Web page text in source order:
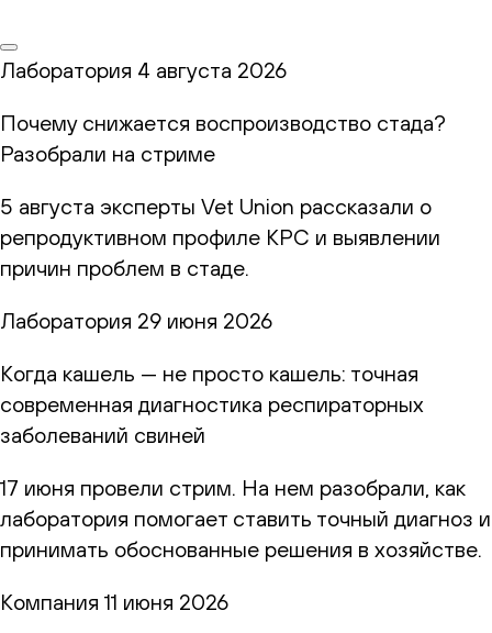
Лаборатория 4 августа 2026
Почему снижается воспроизводство стада?
Разобрали на стриме
5 августа эксперты Vet Union рассказали о
репродуктивном профиле КРС и выявлении
причин проблем в стаде.
Лаборатория 29 июня 2026
Когда кашель — не просто кашель: точная
современная диагностика респираторных
заболеваний свиней
17 июня провели стрим. На нем разобрали, как
лаборатория помогает ставить точный диагноз и
принимать обоснованные решения в хозяйстве.
Компания 11 июня 2026